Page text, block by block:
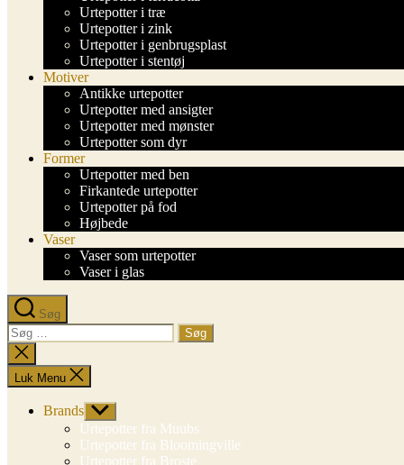
Urtepotter i træ
Urtepotter i zink
Urtepotter i genbrugsplast
Urtepotter i stentøj
Motiver
Antikke urtepotter
Urtepotter med ansigter
Urtepotter med mønster
Urtepotter som dyr
Former
Urtepotter med ben
Firkantede urtepotter
Urtepotter på fod
Højbede
Vaser
Vaser som urtepotter
Vaser i glas
Søg
Søg
efter:
Luk
søgning
Luk Menu
Brands Vis
undermenu
Urtepotter fra Muubs
Urtepotter fra Bloomingville
Urtepotter fra Broste